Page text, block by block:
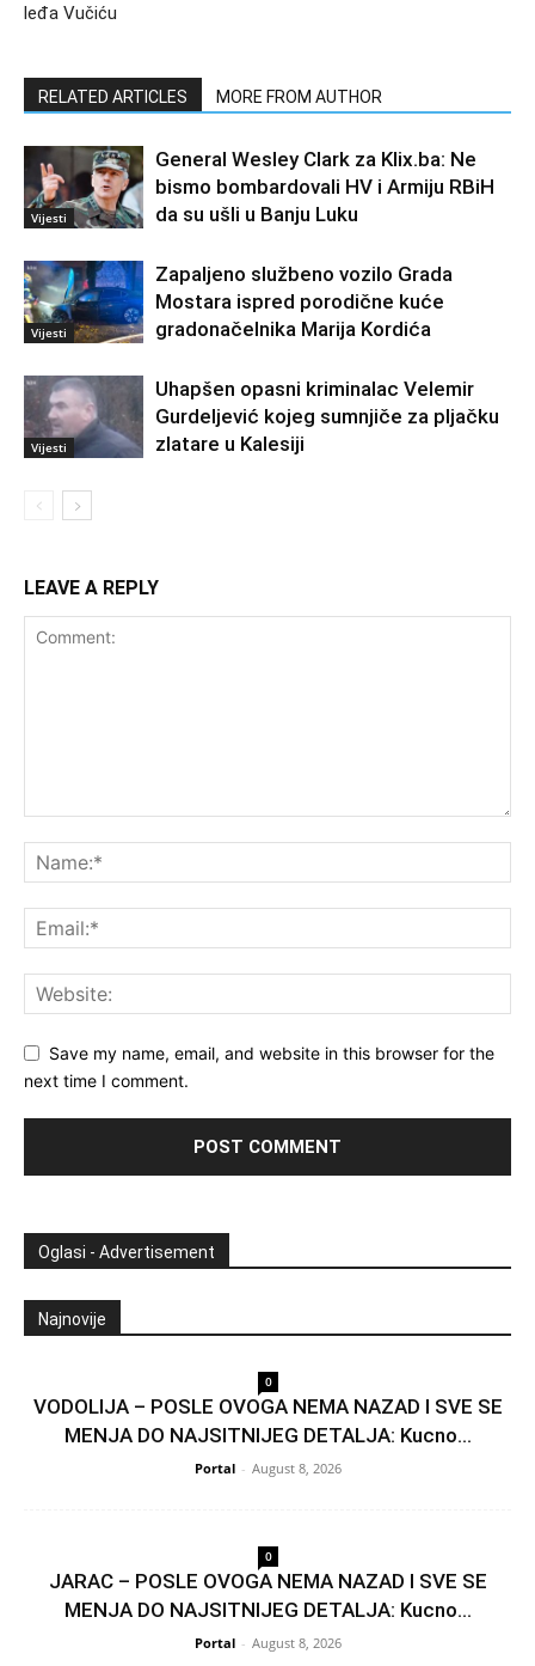
leđa Vučiću
RELATED ARTICLES MORE FROM AUTHOR
Vijesti
General Wesley Clark za Klix.ba: Ne
bismo bombardovali HV i Armiju RBiH
da su ušli u Banju Luku
Vijesti
Zapaljeno službeno vozilo Grada
Mostara ispred porodične kuće
gradonačelnika Marija Kordića
Vijesti
Uhapšen opasni kriminalac Velemir
Gurdeljević kojeg sumnjiče za pljačku
zlatare u Kalesiji
LEAVE A REPLY
Save my name, email, and website in this browser for the
next time I comment.
Oglasi - Advertisement
Najnovije
0
VODOLIJA – POSLE OVOGA NEMA NAZAD I SVE SE
MENJA DO NAJSITNIJEG DETALJA: Kucno...
Portal - August 8, 2026
0
JARAC – POSLE OVOGA NEMA NAZAD I SVE SE
MENJA DO NAJSITNIJEG DETALJA: Kucno...
Portal - August 8, 2026